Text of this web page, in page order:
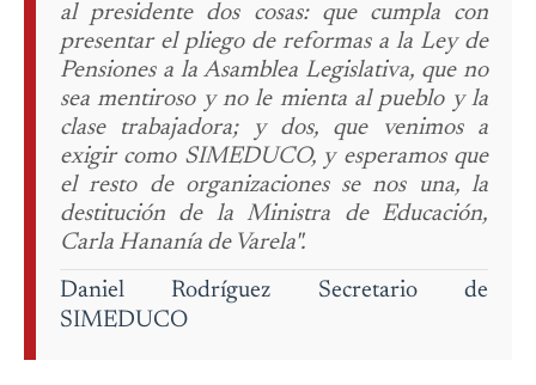
al presidente dos cosas: que cumpla con
presentar el pliego de reformas a la Ley de
Pensiones a la Asamblea Legislativa, que no
sea mentiroso y no le mienta al pueblo y la
clase trabajadora; y dos, que venimos a
exigir como SIMEDUCO, y esperamos que
el resto de organizaciones se nos una, la
destitución de la Ministra de Educación,
Carla Hananía de Varela".
Daniel Rodríguez Secretario de
SIMEDUCO